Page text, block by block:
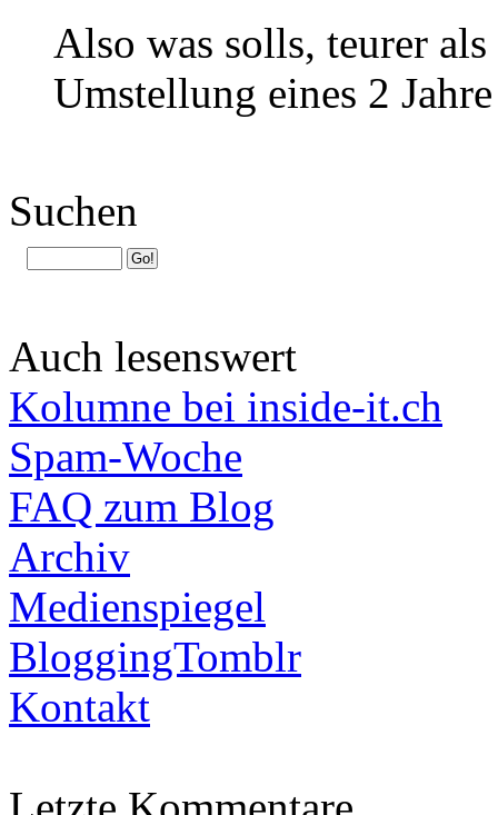
Also was solls, teurer
Umstellung eines 2
Suchen
Auch lesenswert
Kolumne bei inside-it.ch
Spam-Woche
FAQ zum Blog
Archiv
Medienspiegel
BloggingTomblr
Kontakt